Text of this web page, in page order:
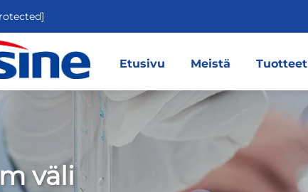
Etusivu Meistä Tuotteet
väli